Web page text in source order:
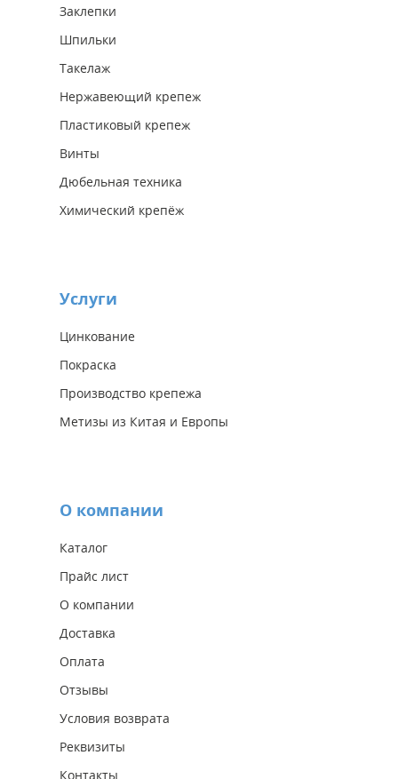
Заклепки
Шпильки
Такелаж
Нержавеющий крепеж
Пластиковый крепеж
Винты
Дюбельная техника
Химический крепёж
Услуги
Цинкование
Покраска
Производство крепежа
Метизы из Китая и Европы
О компании
Каталог
Прайс лист
О компании
Доставка
Оплата
Отзывы
Условия возврата
Реквизиты
Контакты